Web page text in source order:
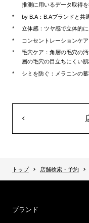
推測に用いるデータ取得
by B.A：B.Aブランドと共
立体感：ツヤ感で立体的
コンセントレーションケ
毛穴ケア：角層の毛穴の
層の毛穴の目立ちにくい
シミを防ぐ：メラニンの
トップ 店舗検索・予約
ブランド